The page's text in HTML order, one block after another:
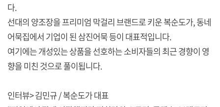
다.
선대의 양조장을 프리미엄 막걸리 브랜드로 키운 복순도가, 동네
어묵집에서 기업이 된 삼진어묵 등이 대표적입니다.
여기에는 개성있는 상품을 선호하는 소비자들의 최근 경향이 영
향을 미친 것으로 풀이됩니다.
인터뷰> 김민규 / 복순도가 대표